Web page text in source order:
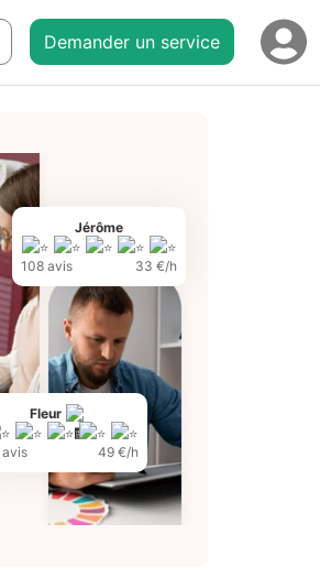
Demander un service
Fleur
49 €/h
Jérôme
108 avis 33 €/h